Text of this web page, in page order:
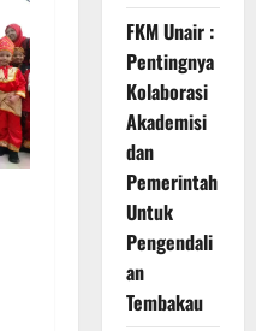
FKM Unair :
Pentingnya
Kolaborasi
Akademisi
dan
Pemerintah
Untuk
Pengendali
an
Tembakau